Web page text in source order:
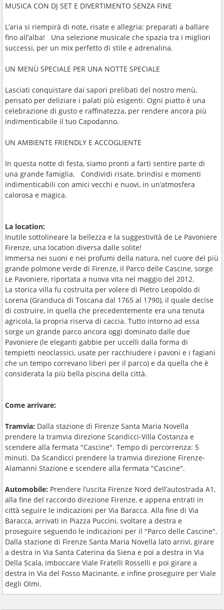
MUSICA CON DJ SET E DIVERTIMENTO SENZA FINE
L’aria si riempirà di note, risate e allegria: preparati a ballare
fino all’alba! Una selezione musicale che spazia tra i migliori
successi, per un mix perfetto di stile e adrenalina.
UN MENÙ SPECIALE PER UNA NOTTE SPECIALE
Lasciati conquistare dai sapori prelibati del nostro menù,
pensato per deliziare i palati più esigenti. Ogni piatto è una
celebrazione di gusto e raffinatezza, per rendere ancora più
indimenticabile il tuo Capodanno.
UN AMBIENTE FRIENDLY E ACCOGLIENTE
In questa notte di festa, siamo pronti a farti sentire parte di
una grande famiglia. Condividi risate, brindisi e momenti
indimenticabili con amici vecchi e nuovi, in un’atmosfera
calorosa e magica.
La location:
Inutile sottolineare la bellezza e la suggestività de Le Pavoniere
Firenze, una location diversa dalle solite!
Immersa nei suoni e nei profumi della natura, nel cuore del più
grande polmone verde di Firenze, il Parco delle Cascine, sorge
Le Pavoniere, riportata a nuova vita nel maggio del 2012.
La storica villa fu costruita per volere di Pietro Leopoldo di
Lorena (Granduca di Toscana dal 1765 al 1790), il quale decise
di costruire, in quella che precedentemente era una tenuta
agricola, la propria riserva di caccia. Tutto intorno ad essa
sorge un grande parco ancora oggi dominato dalle due
Pavoniere (le eleganti gabbie per uccelli dalla forma di
tempietti neoclassici, usate per racchiudere i pavoni e i fagiani
che un tempo correvano liberi per il parco) e da quella che è
considerata la più bella piscina della città.
Come arrivare:
Tramvia: Dalla stazione di Firenze Santa Maria Novella
prendere la tramvia direzione Scandicci-Villa Costanza e
scendere alla fermata "Cascine". Tempo di percorrenza: 5
minuti. Da Scandicci prendere la tramvia direzione Firenze-
Alamanni Stazione e scendere alla fermata "Cascine".
Automobile: Prendere l’uscita Firenze Nord dell’autostrada A1,
alla fine del raccordo direzione Firenze, e appena entrati in
città seguire le indicazioni per Via Baracca. Alla fine di Via
Baracca, arrivati in Piazza Puccini, svoltare a destra e
proseguire seguendo le indicazioni per il "Parco delle Cascine".
Dalla stazione di Firenze Santa Maria Novella lato arrivi, girare
a destra in Via Santa Caterina da Siena e poi a destra in Via
Della Scala, imboccare Viale Fratelli Rosselli e poi girare a
destra in Via del Fosso Macinante, e infine proseguire per Viale
degli Olmi.